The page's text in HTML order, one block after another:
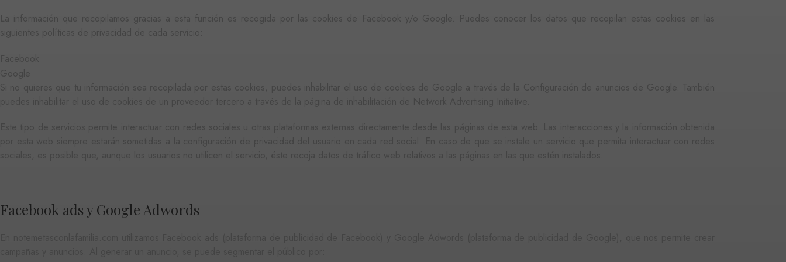
La información que recopilamos gracias a esta función es recogida por las cookies de Facebook y/o Google. Puedes conocer los datos que recopilan estas cookies en las
siguientes políticas de privacidad de cada servicio:
Facebook
Facebook ads y Google Adwords
_ga